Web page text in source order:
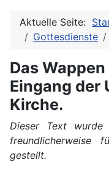
Aktuelle Seite:
Gottesdienste
Das
Eingang der
Kirche.
Dieser Text
freundlicherweise
gestellt.